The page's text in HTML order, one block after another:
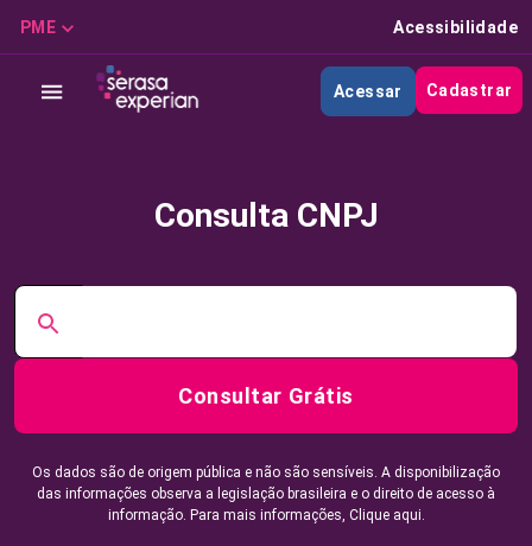
PME Acessibilidade
Acessar Cadastrar
Consulta CNPJ
Consultar Grátis
Os dados são de origem pública e não são sensíveis. A disponibilização
das informações observa a legislação brasileira e o direito de acesso à
informação. Para mais informações, Clique aqui.